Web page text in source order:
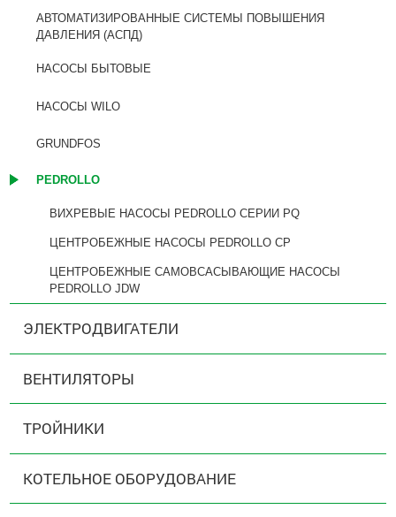
АВТОМАТИЗИРОВАННЫЕ СИСТЕМЫ ПОВЫШЕНИЯ
ДАВЛЕНИЯ (АСПД)
НАСОСЫ БЫТОВЫЕ
НАСОСЫ WILO
GRUNDFOS
PEDROLLO
ВИХРЕВЫЕ НАСОСЫ PEDROLLO СЕРИИ PQ
ЦЕНТРОБЕЖНЫЕ НАСОСЫ PEDROLLO CP
ЦЕНТРОБЕЖНЫЕ САМОВСАСЫВАЮЩИЕ НАСОСЫ
PEDROLLO JDW
ЭЛЕКТРОДВИГАТЕЛИ
ВЕНТИЛЯТОРЫ
ТРОЙНИКИ
КОТЕЛЬНОЕ ОБОРУДОВАНИЕ